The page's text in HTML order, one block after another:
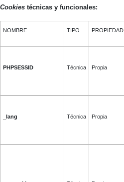
Cookies técnicas y funcionales:
NOMBRE TIPO PROPIEDAD
PHPSESSID Técnica Propia
_lang Técnica Propia